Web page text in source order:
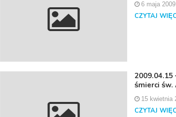
6 maja 2009
CZYTAJ
2009.04.15
śmierci św.
15 kwietnia
CZYTAJ